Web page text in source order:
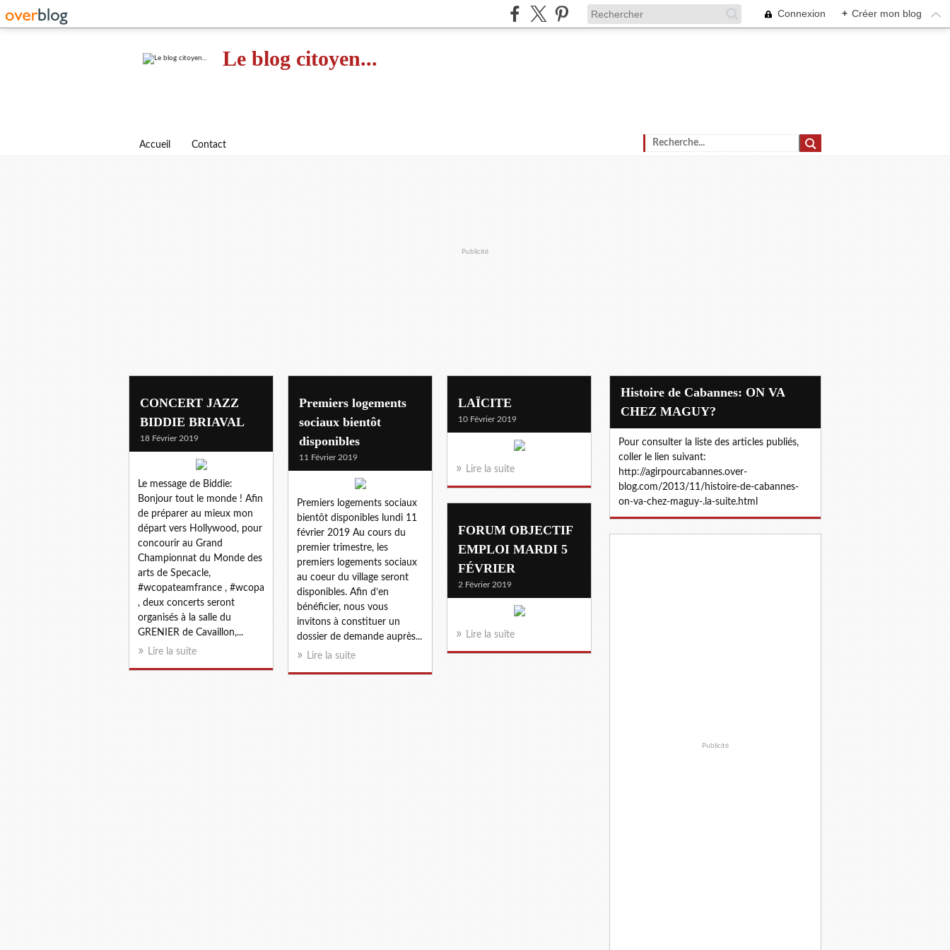
Connexion + Créer mon blog
Le blog citoyen...
Accueil Contact
Publicité
CONCERT JAZZ
BIDDIE BRIAVAL
18 Février 2019
Le message de Biddie:
Bonjour tout le monde ! Afin
de préparer au mieux mon
départ vers Hollywood, pour
concourir au Grand
Championnat du Monde des
arts de Specacle,
#wcopateamfrance , #wcopa
, deux concerts seront
organisés à la salle du
GRENIER de Cavaillon,...
Lire la suite
Premiers logements
sociaux bientôt
disponibles
11 Février 2019
Premiers logements sociaux
bientôt disponibles lundi 11
février 2019 Au cours du
premier trimestre, les
premiers logements sociaux
au coeur du village seront
disponibles. Afin d’en
bénéficier, nous vous
invitons à constituer un
dossier de demande auprès...
Lire la suite
LAÏCITE
10 Février 2019
Lire la suite
FORUM OBJECTIF
EMPLOI MARDI 5
FÉVRIER
2 Février 2019
Lire la suite
Histoire de Cabannes: ON VA
CHEZ MAGUY?
Pour consulter la liste des articles publiés,
coller le lien suivant:
http://agirpourcabannes.over-
blog.com/2013/11/histoire-de-cabannes-
on-va-chez-maguy-.la-suite.html
Publicité